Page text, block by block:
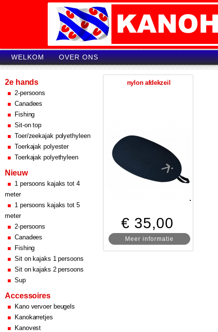
WELKOM OVER ONS
2e hands
2-persoons
Canadees
Fishing
Sit-on top
Toer/zeekajak polyethyleen
Toerkajak polyester
Toerkajak polyethyleen
Nieuw
1 persoons kajaks tot 4
meter
1 persoons kajaks tot 5
meter
2-persoons
Canadees
Fishing
Sit on kajaks 1 persoons
Sit on kajaks 2 persoons
Sup
Accessoires
Kano vervoer beugels
Kanokarretjes
Kanovest
nylon afdekzeil
€ 35,00
Meer informatie